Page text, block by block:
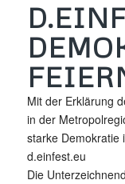
Mit der Erklärung
in der
starke Demokratie
d.einfest.eu
Die